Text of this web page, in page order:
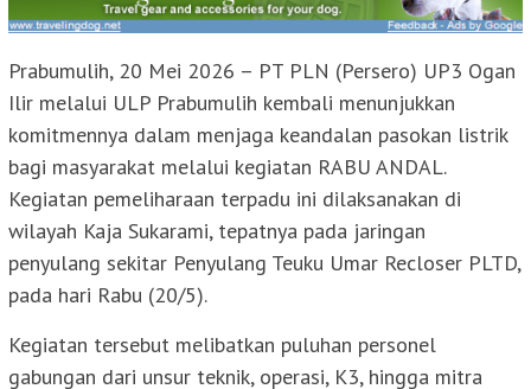
Prabumulih, 20 Mei 2026 – PT PLN (Persero) UP3 Ogan
Ilir melalui ULP Prabumulih kembali menunjukkan
komitmennya dalam menjaga keandalan pasokan listrik
bagi masyarakat melalui kegiatan RABU ANDAL.
Kegiatan pemeliharaan terpadu ini dilaksanakan di
wilayah Kaja Sukarami, tepatnya pada jaringan
penyulang sekitar Penyulang Teuku Umar Recloser PLTD,
pada hari Rabu (20/5).
Kegiatan tersebut melibatkan puluhan personel
gabungan dari unsur teknik, operasi, K3, hingga mitra